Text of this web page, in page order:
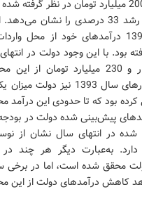
خودرو دو هزار و 200 میلیارد تومان در نظر
آمار سال گذشته رشد 33 درصدی را
بود. با این وجود دولت در
به میزان یک هزار و 230 میلیارد
کرده بود که تا حدودی این درآمد
در انتهای سال نشان از
دارد. به‌عبارت دیگر هر چند
محقق شده است، اما در برخی
کاهش درآمدهای دولت از این